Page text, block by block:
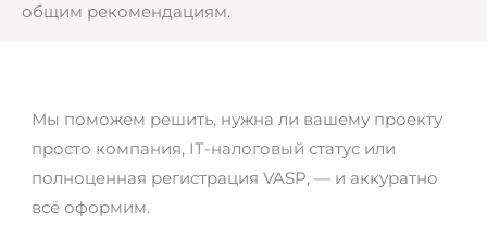
общим рекомендациям.
Мы поможем решить, нужна ли вашему проекту
просто компания, IT-налоговый статус или
полноценная регистрация VASP, — и аккуратно
всё оформим.